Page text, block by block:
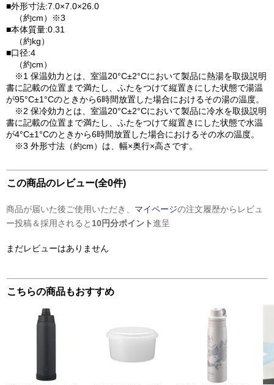
■外形寸法:7.0×7.0×26.0
（約cm）※3
■本体質量:0.31
（約kg）
■口径:4
（約cm）
※1 保温効力とは、室温20°C±2°Cにおいて製品に熱湯を取扱説明
書に記載の位置まで満たし、ふたをつけて縦置きにした状態で湯温
が95°C±1°Cのときから6時間放置した場合におけるその湯の温度。
※2 保冷効力とは、室温20°C±2°Cにおいて製品に冷水を取扱説明
書に記載の位置まで満たし、ふたをつけて縦置きにした状態で水温
が4°C±1°Cのときから6時間放置した場合におけるその水の温度。
※3 外形寸法（約cm）は、幅×奥行×高さです。
この商品のレビュー(全0件)
商品が届いた後ご使用いただき、 マイページの注文履歴からレビュ
ー投稿＆採用されると 10円分ポイント進呈
まだレビューはありません
こちらの商品もおすすめ